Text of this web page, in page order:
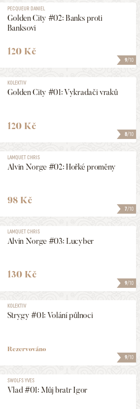
9/10
PECQUEUR DANIEL
Golden City #02: Banks proti
Banksovi
120 Kč
8/10
KOLEKTIV
Golden City #01: Vykradači vraků
120 Kč
7/10
LAMQUET CHRIS
Alvin Norge #02: Hořké proměny
98 Kč
9/10
LAMQUET CHRIS
Alvin Norge #03: Lucyber
130 Kč
9/10
KOLEKTIV
Strygy #01: Volání půlnoci
Rezervováno
SWOLFS YVES
Vlad #01: Můj bratr Igor